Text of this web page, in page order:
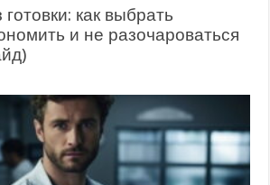
как выбрать
и не разочароваться